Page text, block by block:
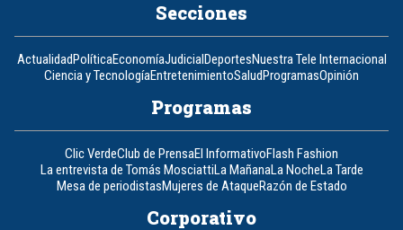
Secciones
ActualidadPolíticaEconomíaJudicialDeportesNuestra Tele Internacional
Ciencia y TecnologíaEntretenimientoSaludProgramasOpinión
Programas
Clic VerdeClub de PrensaEl InformativoFlash Fashion
La entrevista de Tomás MosciattiLa MañanaLa NocheLa Tarde
Mesa de periodistasMujeres de AtaqueRazón de Estado
Corporativo